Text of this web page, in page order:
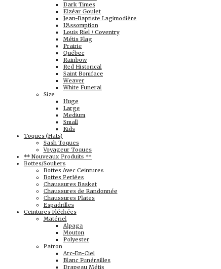
Dark Times
Elzéar Goulet
Jean-Baptiste Lagimodière
L'Assomption
Louis Riel / Coventry
Métis Flag
Prairie
Québec
Rainbow
Red Historical
Saint Boniface
Weaver
White Funeral
Size
Huge
Large
Medium
Small
Kids
Toques (Hats)
Sash Toques
Voyageur Toques
** Nouveaux Produits **
Bottes/Souliers
Bottes Avec Ceintures
Bottes Perlées
Chaussures Basket
Chaussures de Randonnée
Chaussures Plates
Espadrilles
Ceintures Fléchées
Matériel
Alpaga
Mouton
Polyester
Patron
Arc-En-Ciel
Blanc Funérailles
Drapeau Métis